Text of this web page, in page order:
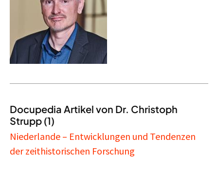
Docupedia Artikel von Dr. Christoph
Strupp (1)
Niederlande – Entwicklungen und Tendenzen
der zeithistorischen Forschung